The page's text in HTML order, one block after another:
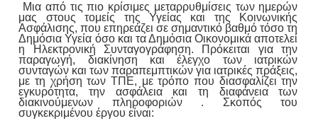
Μια από τις πιο κρίσιμες μεταρρυθμίσεις των ημερών
μας στους τομείς της Υγείας και της Κοινωνικής
Ασφάλισης, που επηρεάζει σε σημαντικό βαθμό τόσο τη
Δημόσια Υγεία όσο και τα Δημόσια Οικονομικά αποτελεί
η Ηλεκτρονική Συνταγογράφηση. Πρόκειται για την
παραγωγή, διακίνηση και έλεγχο των ιατρικών
συνταγών και των παραπεμπτικών για ιατρικές πράξεις,
με τη χρήση των ΤΠΕ, με τρόπο που διασφαλίζει την
εγκυρότητα, την ασφάλεια και τη διαφάνεια των
διακινούμενων πληροφοριών . Σκοπός του
συγκεκριμένου έργου είναι: